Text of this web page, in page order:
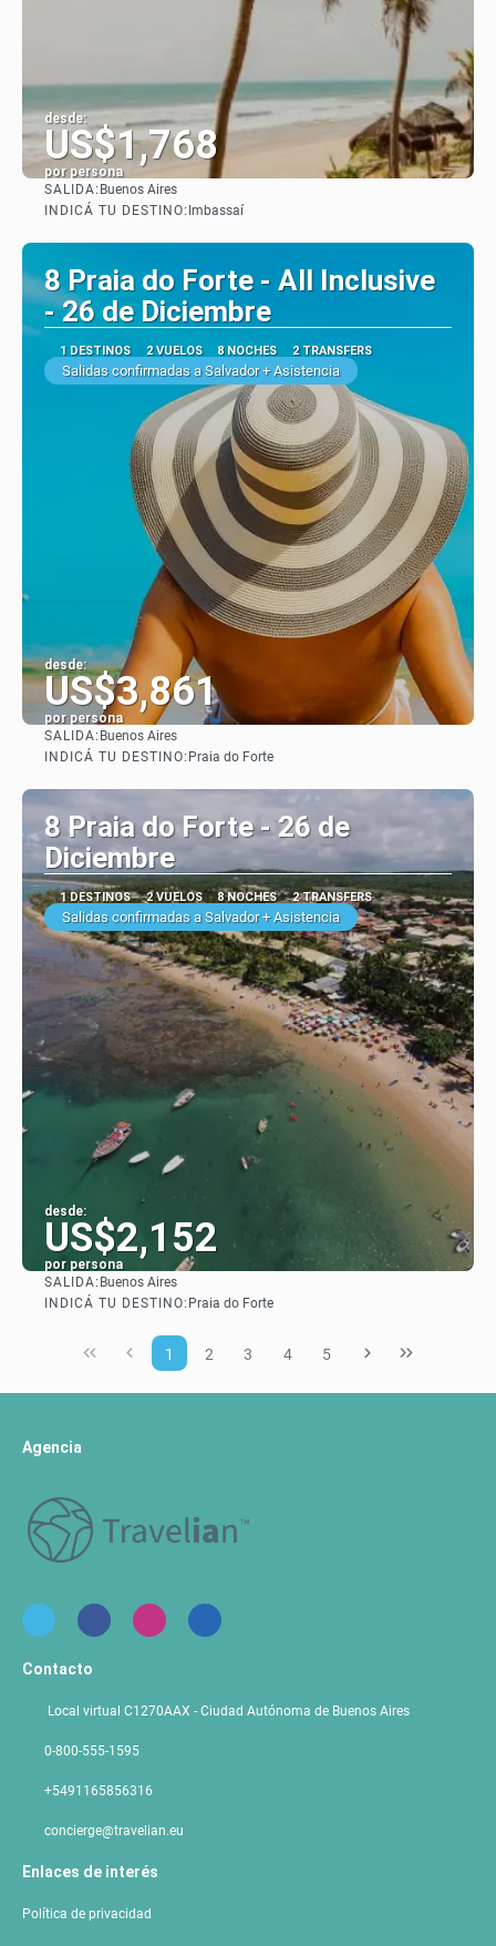
desde:
US$1,768
por persona
Ver
SALIDA: Buenos Aires
INDICÁ TU DESTINO: Imbassaí
8 Praia do Forte - All Inclusive
- 26 de Diciembre
1 DESTINOS 2 VUELOS 8 NOCHES 2 TRANSFERS
Salidas confirmadas a Salvador + Asistencia
desde:
US$3,861
por persona
SALIDA: Buenos Aires
INDICÁ TU DESTINO: Praia do Forte
8 Praia do Forte - 26 de
Diciembre
1 DESTINOS 2 VUELOS 8 NOCHES 2 TRANSFERS
Salidas confirmadas a Salvador + Asistencia
desde:
US$2,152
por persona
SALIDA: Buenos Aires
INDICÁ TU DESTINO: Praia do Forte
1 2 3 4 5
Agencia
Contacto
Local virtual C1270AAX - Ciudad Autónoma de Buenos Aires
0-800-555-1595
+5491165856316
concierge@travelian.eu
Enlaces de interés
Política de privacidad